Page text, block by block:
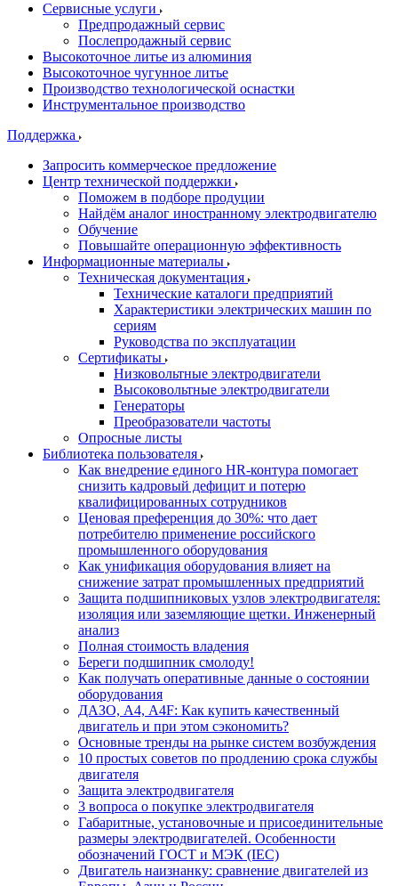
Сервисные услуги
Предпродажный сервис
Послепродажный сервис
Высокоточное литье из алюминия
Высокоточное чугунное литье
Производство технологической оснастки
Инструментальное производство
Поддержка
Запросить коммерческое предложение
Центр технической поддержки
Поможем в подборе продуции
Найдём аналог иностранному электродвигателю
Обучение
Повышайте операционную эффективность
Информационные материалы
Техническая документация
Технические каталоги предприятий
Характеристики электрических машин по
сериям
Руководства по эксплуатации
Сертификаты
Низковольтные электродвигатели
Высоковольтные электродвигатели
Генераторы
Преобразователи частоты
Опросные листы
Библиотека пользователя
Как внедрение единого HR-контура помогает
снизить кадровый дефицит и потерю
квалифицированных сотрудников
Ценовая преференция до 30%: что дает
потребителю применение российского
промышленного оборудования
Как унификация оборудования влияет на
снижение затрат промышленных предприятий
Защита подшипниковых узлов электродвигателя:
изоляция или заземляющие щетки. Инженерный
анализ
Полная стоимость владения
Береги подшипник смолоду!
Как получать оперативные данные о состоянии
оборудования
ДАЗО, А4, А4F: Как купить качественный
двигатель и при этом сэкономить?
Основные тренды на рынке систем возбуждения
10 простых советов по продлению срока службы
двигателя
Защита электродвигателя
3 вопроса о покупке электродвигателя
Габаритные, установочные и присоединительные
размеры электродвигателей. Особенности
обозначений ГОСТ и МЭК (IEC)
Двигатель наизнанку: сравнение двигателей из